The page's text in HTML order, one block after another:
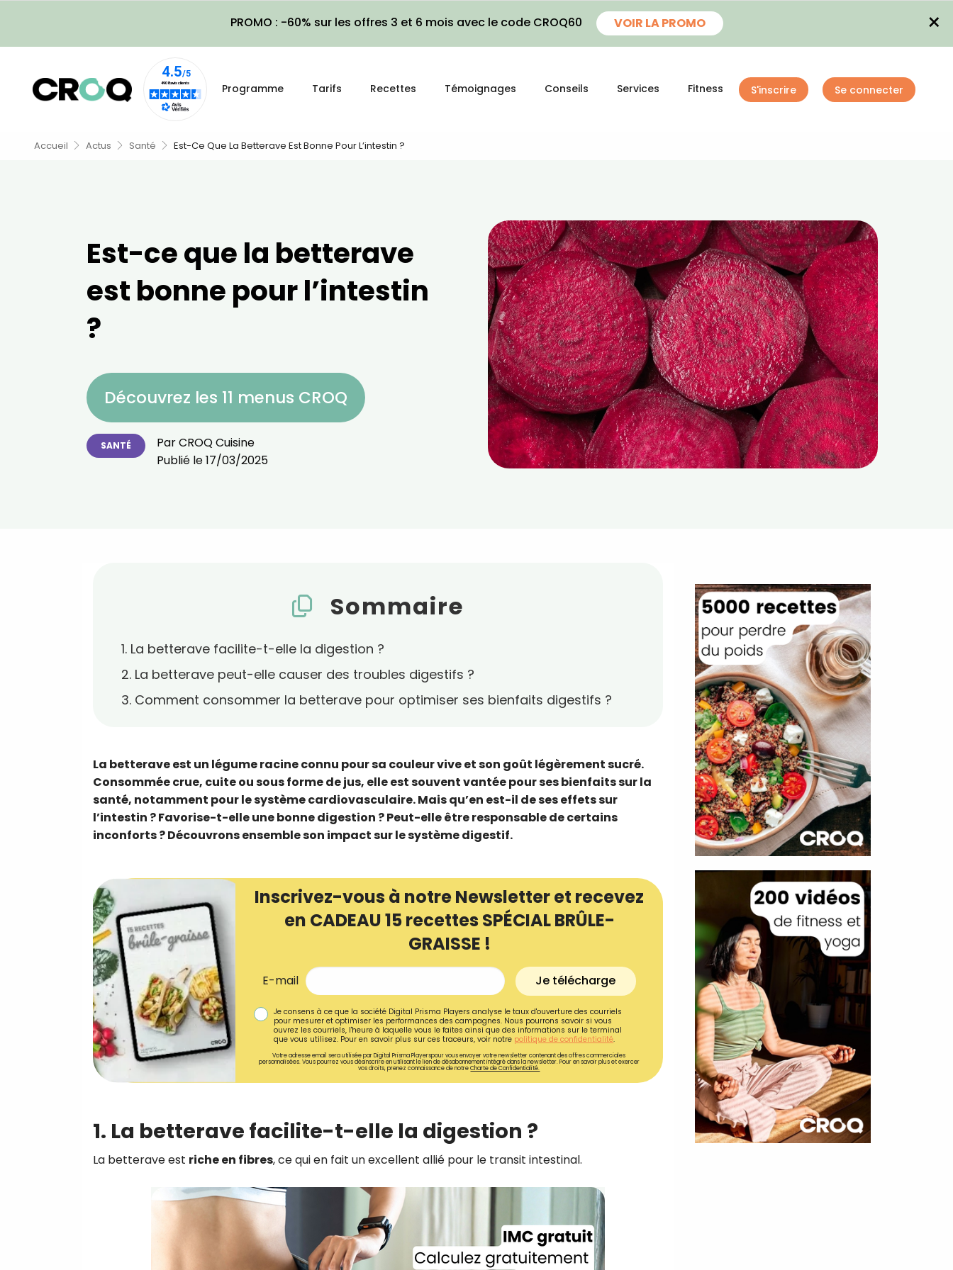
PROMO : -60% sur les offres 3 et 6 mois avec le code CROQ60 VOIR LA PROMO ×
Programme Tarifs Recettes Témoignages Conseils Services Fitness S'inscrire Se connecter
Accueil Actus Santé Est-Ce Que La Betterave Est Bonne Pour L’intestin ?
Est-ce que la betterave
est bonne pour l’intestin
?
Découvrez les 11 menus CROQ
SANTÉ ParCROQ Cuisine
Publié le17/03/2025
Sommaire
1. La betterave facilite-t-elle la digestion ?
2. La betterave peut-elle causer des troubles digestifs ?
3. Comment consommer la betterave pour optimiser ses bienfaits digestifs ?
La betterave est un légume racine connu pour sa couleur vive et son goût légèrement sucré.
Consommée crue, cuite ou sous forme de jus, elle est souvent vantée pour ses bienfaits sur la
santé, notamment pour le système cardiovasculaire. Mais qu’en est-il de ses effets sur
l’intestin ? Favorise-t-elle une bonne digestion ? Peut-elle être responsable de certains
inconforts ? Découvrons ensemble son impact sur le système digestif.
Inscrivez-vous à notre Newsletter et recevez
en CADEAU 15 recettes SPÉCIAL BRÛLE-
GRAISSE !
E-mail Je télécharge
Je consens à ce que la société Digital Prisma Players analyse le taux d'ouverture des courriels
pour mesurer et optimiser les performances des campagnes. Nous pourrons savoir si vous
ouvrez les courriels, l'heure à laquelle vous le faites ainsi que des informations sur le terminal
que vous utilisez. Pour en savoir plus sur ces traceurs, voir notre politique de confidentialité.
Votre adresse email sera utilisée par Digital Prisma Playerspour vous envoyer votre newsletter contenant des offres commerciales
personnalisées. Vous pourrez vous désinscrire en utilisant le lien de désabonnement intégré dans la newsletter. Pour en savoir plus et exercer
vos droits, prenez connaissance de notreCharte de Confidentialité.
1. La betterave facilite-t-elle la digestion ?
La betterave est riche en fibres, ce qui en fait un excellent allié pour le transit intestinal.
Recevez gratuitement 180
recettes inédites de CROQ
Ainsi que la newsletter promotionnelle de